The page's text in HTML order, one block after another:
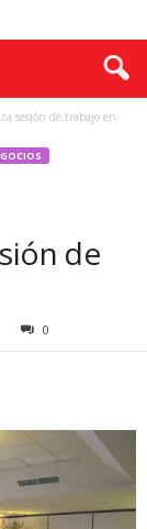
sesión de trabajo en
de
0